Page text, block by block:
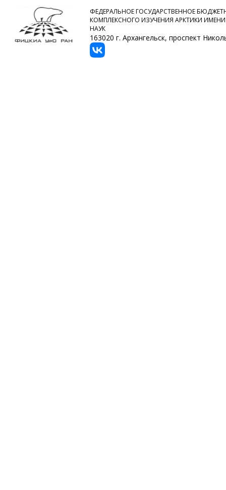
ФЕДЕРАЛЬНОЕ ГОСУДАРСТВЕННОЕ
КОМПЛЕКСНОГО ИЗУЧЕНИЯ АРКТИКИ
НАУК
163020 г. Архангельск, проспект